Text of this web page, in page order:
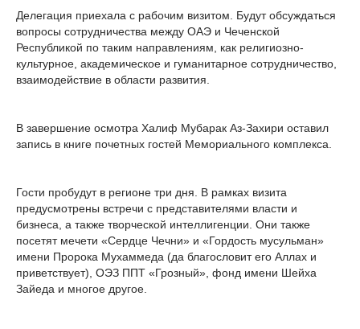
Делегация приехала с рабочим визитом. Будут обсуждаться
вопросы сотрудничества между ОАЭ и Чеченской
Республикой по таким направлениям, как религиозно-
культурное, академическое и гуманитарное сотрудничество,
взаимодействие в области развития.
В завершение осмотра Халиф Мубарак Аз-Захири оставил
запись в книге почетных гостей Мемориального комплекса.
Гости пробудут в регионе три дня. В рамках визита
предусмотрены встречи с представителями власти и
бизнеса, а также творческой интеллигенции. Они также
посетят мечети «Сердце Чечни» и «Гордость мусульман»
имени Пророка Мухаммеда (да благословит его Аллах и
приветствует), ОЭЗ ППТ «Грозный», фонд имени Шейха
Зайеда и многое другое.